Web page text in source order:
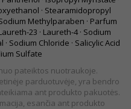
· Stearamidopropyl
Methylparaben · Parfum
23 · Laureth-4 · Sodium
Sodium Chloride · Salicylic Acid
Sulfate
pateiktos nuotraukoje.
parduotuvėje, yra bendro
ant produkto pakuotės.
esančia ant produkto